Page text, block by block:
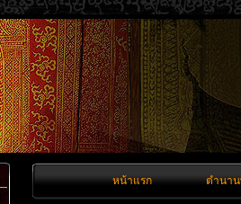
หน้าแรก ตำนา